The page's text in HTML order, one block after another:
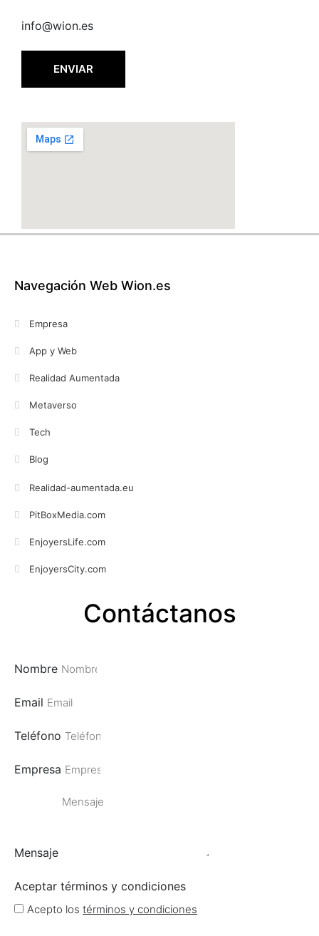
info@wion.es
ENVIAR
Navegación Web Wion.es
Empresa
App y Web
Realidad Aumentada
Metaverso
Tech
Blog
Realidad-aumentada.eu
PitBoxMedia.com
EnjoyersLife.com
EnjoyersCity.com
Contáctanos
Nombre
Email
Teléfono
Empresa
Mensaje
Aceptar términos y condiciones
Acepto los términos y condiciones